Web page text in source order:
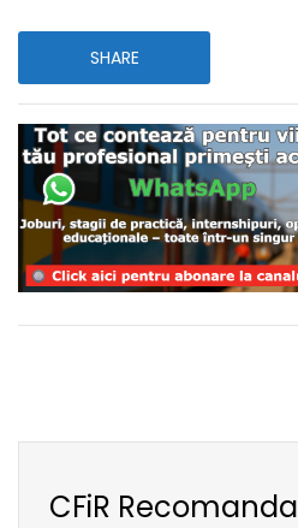
SHARE
CFiR Recomanda